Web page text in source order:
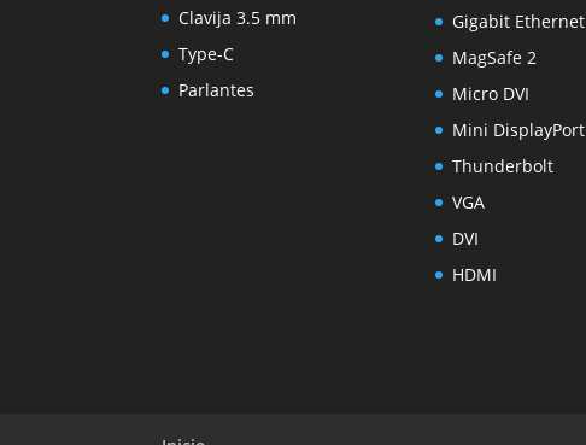
Clavija 3.5 mm
Type-C
Parlantes
Gigabit Ethernet
MagSafe 2
Micro DVI
Mini DisplayPort
Thunderbolt
VGA
DVI
HDMI